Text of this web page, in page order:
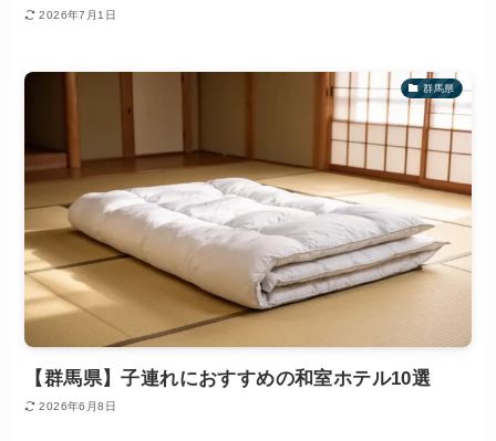
2026年7月1日
群馬県
【群馬県】子連れにおすすめの和室ホテル10選
2026年6月8日